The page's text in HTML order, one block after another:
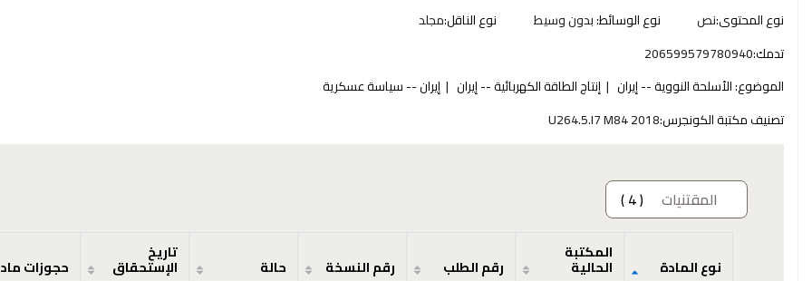
نوع المحتوى:نص نوع الوسائط:بدون وسيط نوع الناقل:مجلد
تدمك:206599579780940
الموضوع:الأسلحة النووية -- إيران إنتاج الطاقة الكهربائية -- إيران
إيران -- سياسة عسكرية
تصنيف مكتبة الكونجرس:U264.5.I7 M84 2018
المقتنيات ( 4 )
نوع المادة
المكتبة
الحالية رقم الطلب رقم النسخة حالة
تاريخ
الإستحقاق حجوزات